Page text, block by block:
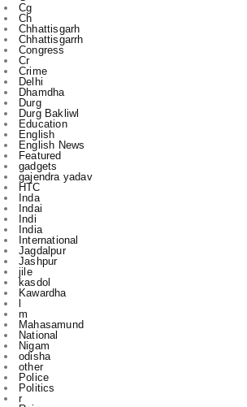
Congress
Cr
Crime
Delhi
Dhamdha
Durg
Durg Bakliwl
Education
English
English News
Featured
gadgets
gajendra yadav
HTC
Inda
Indai
Indi
India
International
Jagdalpur
Jashpur
jile
kasdol
Kawardha
l
m
Mahasamund
National
Nigam
odisha
other
Police
Politics
r
Raipur
Raipur in
Rajnandgaon
Ranchi
Rikeshsen